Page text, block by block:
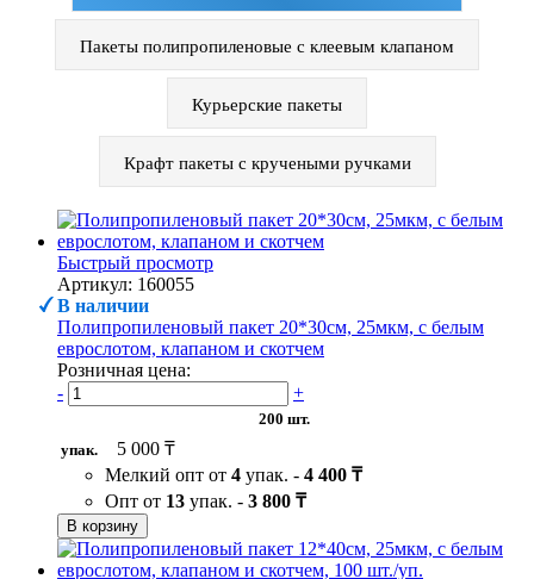
Пакеты полипропиленовые с клеевым клапаном
Курьерские пакеты
Крафт пакеты с кручеными ручками
Быстрый просмотр
Артикул: 160055
В наличии
Полипропиленовый пакет 20*30см, 25мкм, с белым
еврослотом, клапаном и скотчем
Розничная цена:
-
+
200 шт.
упак.
5 000 ₸
Мелкий опт от 4 упак. - 4 400 ₸
Опт от 13 упак. - 3 800 ₸
В корзину